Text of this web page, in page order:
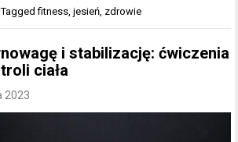
Taggedfitness,jesień, zdrowie
i stabilizację: ćwiczenia
ciała
2023